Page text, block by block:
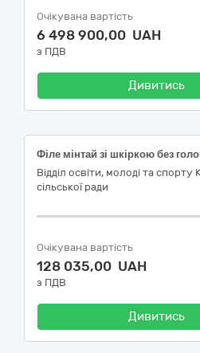
Очікувана вартість
6 498 900,00 UAH
з ПДВ
Дивитись
Відділ освіти, молоді та спорту
сільської ради
Очікувана вартість
128 035,00 UAH
з ПДВ
Дивитись